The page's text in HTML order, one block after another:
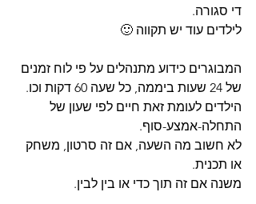
די סגורה.
לילדים עוד יש תקווה 🙂
המבוגרים כידוע מתנהלים על פי לוח זמנים
של 24 שעות ביממה, כל שעה 60 דקות וכו.
הילדים לעומת זאת חיים לפי שעון של
התחלה-אמצע-סוף.
לא חשוב מה השעה, אם זה סרטון, משחק
או תכנית.
משנה אם זה תוך כדי או בין לבין.